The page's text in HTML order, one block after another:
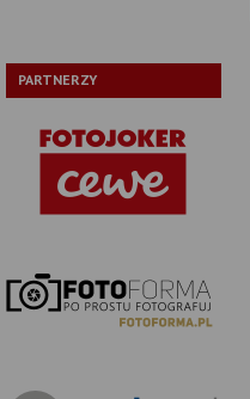
PARTNERZY